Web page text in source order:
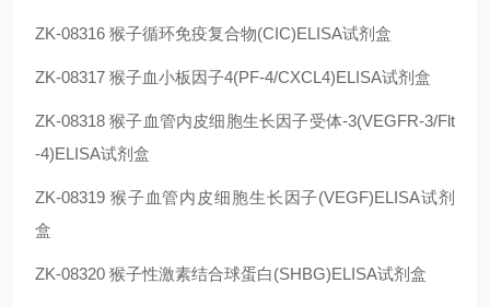
ZK-08316 猴子循环免疫复合物(CIC)ELISA试剂盒
ZK-08317 猴子血小板因子4(PF-4/CXCL4)ELISA试剂盒
ZK-08318 猴子血管内皮细胞生长因子受体-3(VEGFR-3/Flt
-4)ELISA试剂盒
ZK-08319 猴子血管内皮细胞生长因子(VEGF)ELISA试剂
盒
ZK-08320 猴子性激素结合球蛋白(SHBG)ELISA试剂盒